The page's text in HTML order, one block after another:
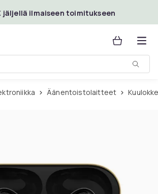
pääsisältöön
jäljellä ilmaiseen toimitukseen
Äänentoistolaitteet